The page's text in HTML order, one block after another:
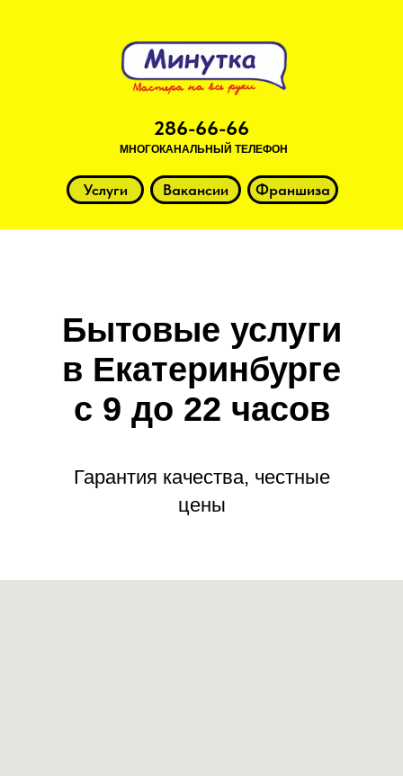
286-66-66
МНОГОКАНАЛЬНЫЙ ТЕЛЕФОН
Услуги Вакансии Франшиза
Бытовые услуги
в Екатеринбурге
с 9 до 22 часов
Гарантия качества, честные
цены